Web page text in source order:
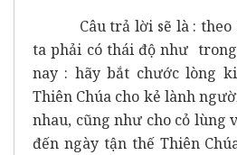
Câu trả lời sẽ là : theo
ta phải có thái độ như
nay : hãy bắt chước lòng
Thiên Chúa cho kẻ lành
nhau, cũng như cho cỏ lùng
đến ngày tận thế Thiên